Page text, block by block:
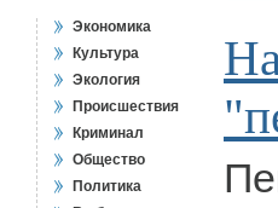
Экономика
Культура
Экология
Происшествия
Криминал
Общество
Политика